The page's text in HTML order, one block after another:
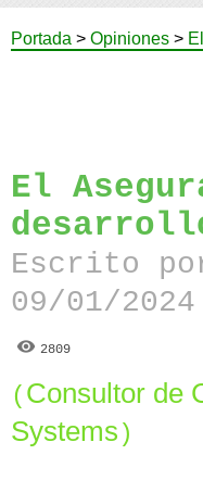
Portada > Opiniones >
El
Escrito
09/01/
2809
( Consultor de
Systems)